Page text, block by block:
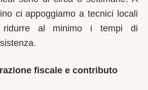
ci appoggiamo a tecnici locali
ridurre al minimo i tempi di
fiscale e contributo